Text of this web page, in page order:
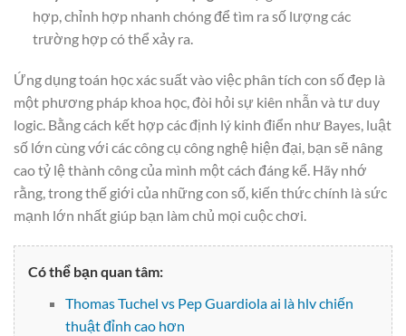
hợp, chỉnh hợp nhanh chóng để tìm ra số lượng các
trường hợp có thể xảy ra.
Ứng dụng toán học xác suất vào việc phân tích con số đẹp là
một phương pháp khoa học, đòi hỏi sự kiên nhẫn và tư duy
logic. Bằng cách kết hợp các định lý kinh điển như Bayes, luật
số lớn cùng với các công cụ công nghệ hiện đại, bạn sẽ nâng
cao tỷ lệ thành công của mình một cách đáng kể. Hãy nhớ
rằng, trong thế giới của những con số, kiến thức chính là sức
mạnh lớn nhất giúp bạn làm chủ mọi cuộc chơi.
Có thể bạn quan tâm:
Thomas Tuchel vs Pep Guardiola ai là hlv chiến
thuật đỉnh cao hơn